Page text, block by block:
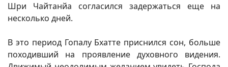
Шри Чайтанйа согласился задержаться еще на
несколько дней.
В это период Гопалу Бхатте приснился сон, больше
походивший на проявление духовного видения.